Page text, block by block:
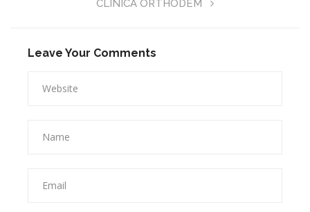
CLINICA ORTHODEM
Leave Your Comments